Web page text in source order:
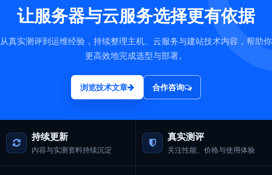
让服务器与云服务选择更有依据
从真实测评到运维经验，持续整理主机、云服务与建站技术内容，帮助你
更高效地完成选型与部署。
浏览技术文章 合作咨询
持续更新
内容与实测资料持续沉淀
真实测评
关注性能、价格与使用体验